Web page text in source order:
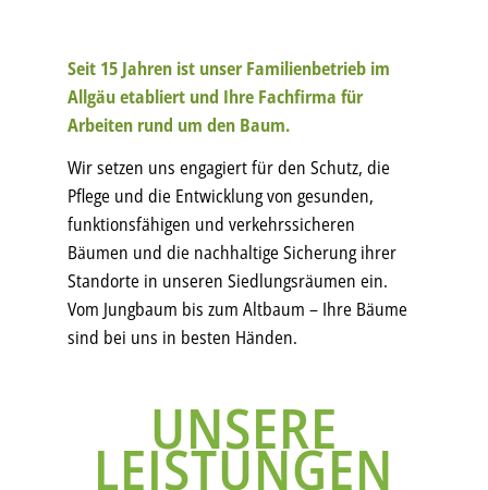
Seit 15 Jahren ist unser Familienbetrieb im
Allgäu etabliert und Ihre Fachfirma für
Arbeiten rund um den Baum.
Wir setzen uns engagiert für den Schutz, die
Pflege und die Entwicklung von gesunden,
funktionsfähigen und verkehrssicheren
Bäumen und die nachhaltige Sicherung ihrer
Standorte in unseren Siedlungsräumen ein.
Vom Jungbaum bis zum Altbaum – Ihre Bäume
sind bei uns in besten Händen.
UNSERE
LEISTUNGEN